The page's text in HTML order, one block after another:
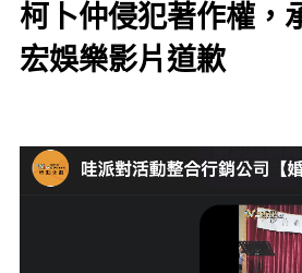
柯卜仲侵犯著作權，
宏娛樂影片道歉